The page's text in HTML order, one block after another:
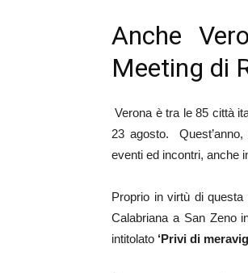
Anche
Meeting di
Verona è tra le 85 città
23 agosto.
eventi ed incontri, anche
Proprio in virtù di
Calabriana a San Zeno
intitolato ‘Privi di